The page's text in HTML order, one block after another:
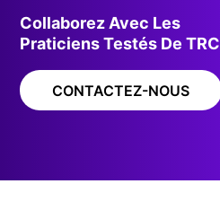
Collaborez Avec Les
Praticiens Testés De TRC
CONTACTEZ-NOUS